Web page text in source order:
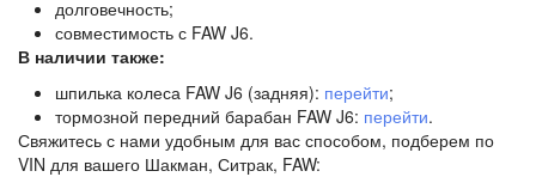
долговечность;
совместимость с FAW J6.
В наличии также:
шпилька колеса FAW J6 (задняя): перейти;
тормозной передний барабан FAW J6: перейти.
Свяжитесь с нами удобным для вас способом, подберем по
VIN для вашего Шакман, Ситрак, FAW: